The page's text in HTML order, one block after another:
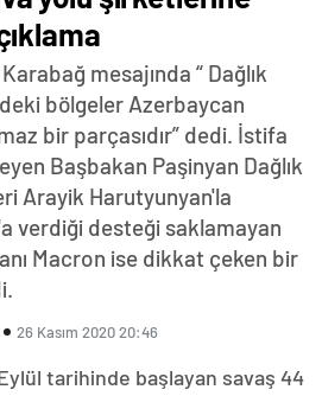
mesajında “ Dağlık
bölgeler Azerbaycan
bir parçasıdır” dedi. İstifa
Başbakan Paşinyan Dağlık
Arayik Harutyunyan'la
verdiği desteği saklamayan
Macron ise dikkat çeken bir
26 Kasım 2020 20:46
Eylül tarihinde başlayan savaş 44